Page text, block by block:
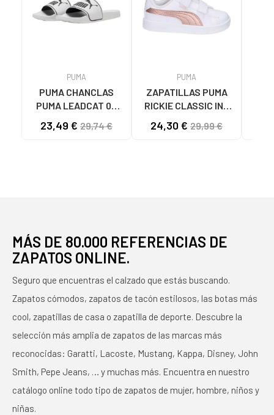
PUMA
PUMA CHANCLAS
PUMA LEADCAT 02
BLANCAS 02 WHITE
23,49 € 29,74 €
PUMA
ZAPATILLAS PUMA
RICKIE CLASSIC INF
- REF. 394254 04
24,30 € 29,99 €
MÁS DE 80.000 REFERENCIAS DE
ZAPATOS ONLINE.
Seguro que encuentras el calzado que estás buscando.
Zapatos cómodos, zapatos de tacón estilosos, las botas más
cool, zapatillas de casa o zapatilla de deporte. Descubre la
selección más amplia de zapatos de las marcas más
reconocidas: Garatti, Lacoste, Mustang, Kappa, Disney, John
Smith, Pepe Jeans, … y muchas más. Encuentra en nuestro
catálogo online todo tipo de zapatos de mujer, hombre, niños y
niñas.